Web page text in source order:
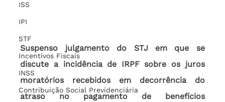
ISS
IPI
STF
Incentivos Fiscais
INSS
Contribuição Social Previdenciária
Suspenso julgamento do STJ em que se
discute a incidência de IRPF sobre os juros
moratórios recebidos em decorrência do
atraso no pagamento de benefícios